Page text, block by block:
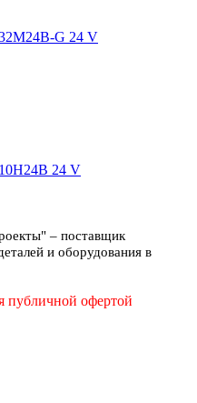
G 24 V
24 V
– поставщик
и оборудования в
публичной офертой